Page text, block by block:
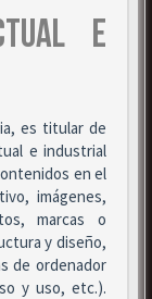
E
es titular de
e industrial
en el
imágenes,
marcas o
y diseño,
de ordenador
y uso, etc.).